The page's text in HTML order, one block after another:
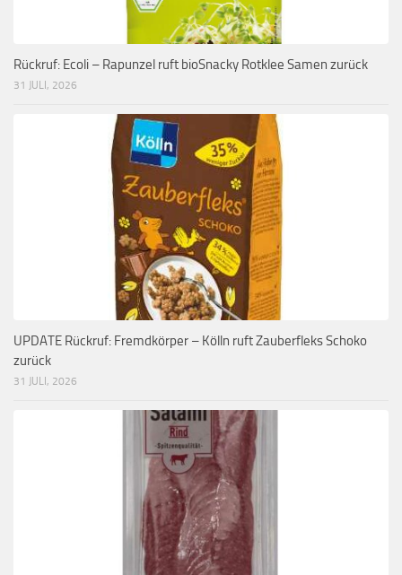
Rückruf: Ecoli – Rapunzel ruft bioSnacky Rotklee Samen zurück
31 JULI, 2026
UPDATE Rückruf: Fremdkörper – Kölln ruft Zauberfleks Schoko
zurück
31 JULI, 2026